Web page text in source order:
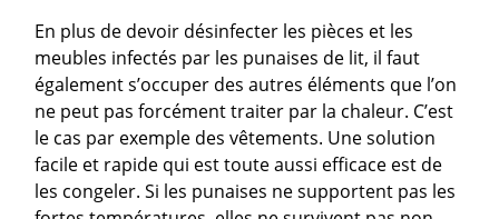
En plus de devoir désinfecter les pièces et les
meubles infectés par les punaises de lit, il faut
également s’occuper des autres éléments que l’on
ne peut pas forcément traiter par la chaleur. C’est
le cas par exemple des vêtements. Une solution
facile et rapide qui est toute aussi efficace est de
les congeler. Si les punaises ne supportent pas les